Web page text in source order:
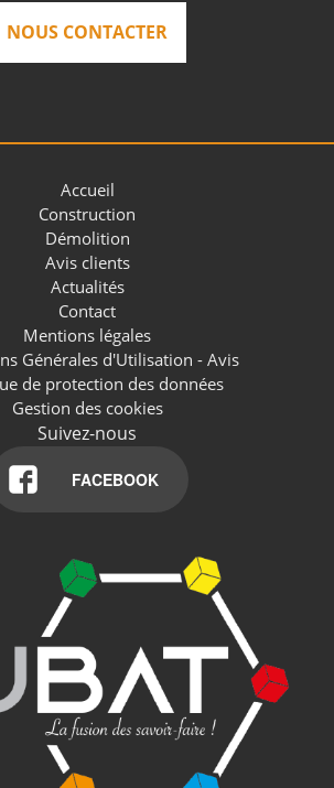
NOUS CONTACTER
Accueil
Construction
Démolition
Avis clients
Actualités
Contact
Mentions légales
Générales d'Utilisation - Avis
de protection des données
Gestion des cookies
Suivez-nous
FACEBOOK